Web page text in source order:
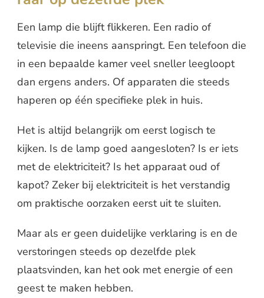
Een lamp die blijft flikkeren. Een radio of
televisie die ineens aanspringt. Een telefoon die
in een bepaalde kamer veel sneller leegloopt
dan ergens anders. Of apparaten die steeds
haperen op één specifieke plek in huis.
Het is altijd belangrijk om eerst logisch te
kijken. Is de lamp goed aangesloten? Is er iets
met de elektriciteit? Is het apparaat oud of
kapot? Zeker bij elektriciteit is het verstandig
om praktische oorzaken eerst uit te sluiten.
Maar als er geen duidelijke verklaring is en de
verstoringen steeds op dezelfde plek
plaatsvinden, kan het ook met energie of een
geest te maken hebben.